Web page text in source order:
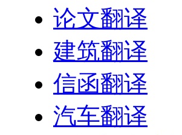
论文翻译
建筑翻译
信函翻译
汽车翻译